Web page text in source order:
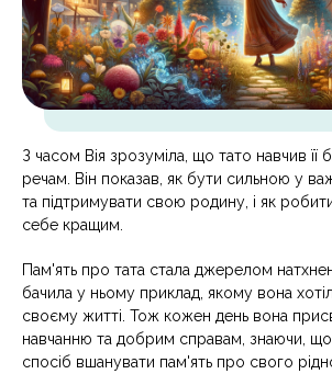
З часом Вія зрозуміла, що тато навчив її
речам. Він показав, як бути сильною у
та підтримувати свою родину, і як
себе кращим.
Пам'ять про тата стала джерелом
бачила у ньому приклад, якому вона
своєму житті. Тож кожен день вона
навчанню та добрим справам, знаючи,
спосіб вшанувати пам'ять про свого